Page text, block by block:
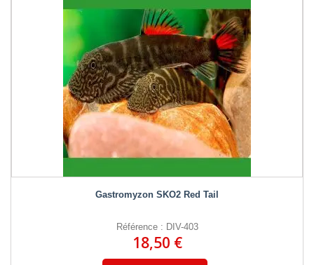
Gastromyzon SKO2 Red Tail
Référence : DIV-403
18,50 €